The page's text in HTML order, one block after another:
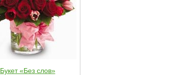
Букет «Без слов»